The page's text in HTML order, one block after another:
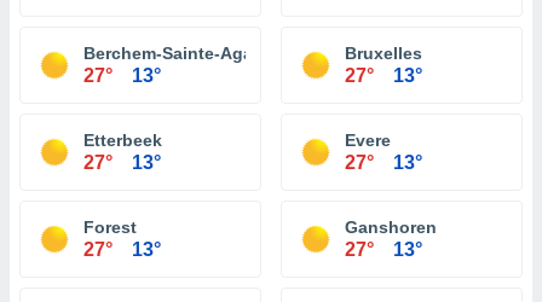
Berchem-Sainte-Agathe
27° 13°
Bruxelles
27° 13°
Etterbeek
27° 13°
Evere
27° 13°
Forest
27° 13°
Ganshoren
27° 13°